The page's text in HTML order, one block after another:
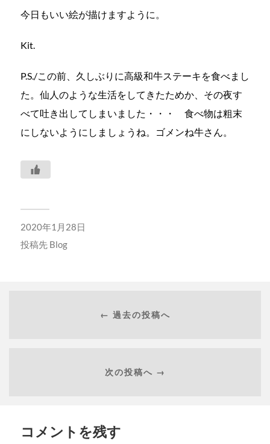
今日もいい絵が描けますように。
Kit.
P.S./この前、久しぶりに高級和牛ステーキを食べまし
た。仙人のような生活をしてきたためか、その夜す
べて吐き出してしまいました・・・ 食べ物は粗末
にしないようにしましょうね。ゴメンね牛さん。
2020年1月28日
投稿先 Blog
← 過去の投稿へ
次の投稿へ →
コメントを残す